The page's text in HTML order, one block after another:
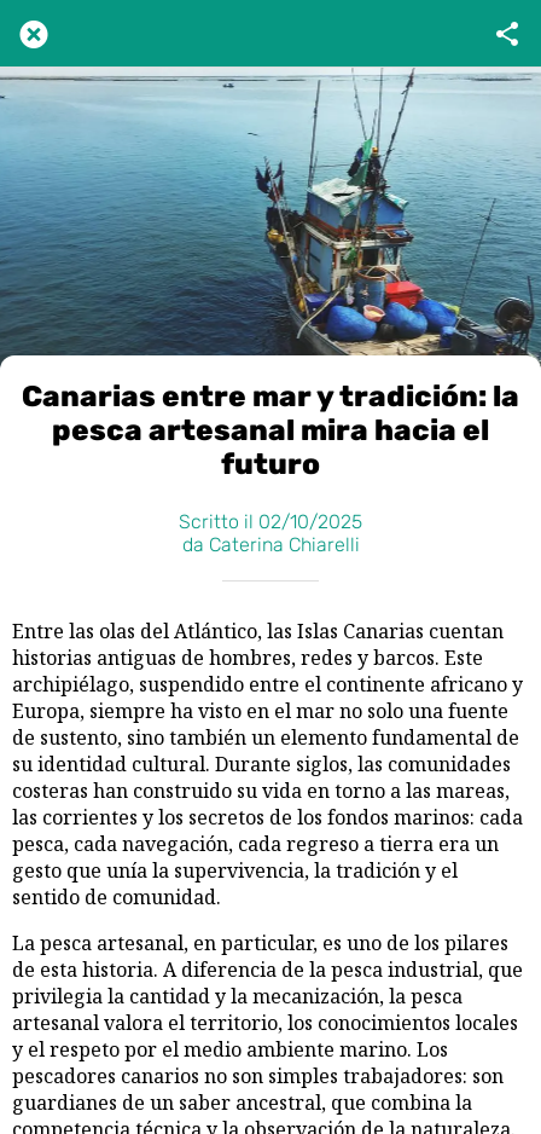
Canarias entre mar y tradición: la
pesca artesanal mira hacia el
futuro
Scritto il 02/10/2025
da Caterina Chiarelli
Entre las olas del Atlántico, las Islas Canarias cuentan
historias antiguas de hombres, redes y barcos. Este
archipiélago, suspendido entre el continente africano y
Europa, siempre ha visto en el mar no solo una fuente
de sustento, sino también un elemento fundamental de
su identidad cultural. Durante siglos, las comunidades
costeras han construido su vida en torno a las mareas,
las corrientes y los secretos de los fondos marinos: cada
pesca, cada navegación, cada regreso a tierra era un
gesto que unía la supervivencia, la tradición y el
sentido de comunidad.
La pesca artesanal, en particular, es uno de los pilares
de esta historia. A diferencia de la pesca industrial, que
privilegia la cantidad y la mecanización, la pesca
artesanal valora el territorio, los conocimientos locales
y el respeto por el medio ambiente marino. Los
pescadores canarios no son simples trabajadores: son
guardianes de un saber ancestral, que combina la
competencia técnica y la observación de la naturaleza.